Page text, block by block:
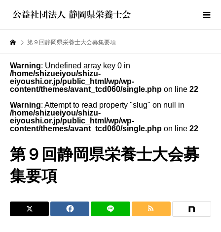
第９回静岡県栄養士大会募集要項
Warning: Undefined array key 0 in
/home/shizueiyou/shizu-
eiyoushi.or.jp/public_html/wp/wp-
content/themes/avant_tcd060/single.php on line 22
Warning: Attempt to read property "slug" on null in
/home/shizueiyou/shizu-
eiyoushi.or.jp/public_html/wp/wp-
content/themes/avant_tcd060/single.php on line 22
第９回静岡県栄養士大会募
集要項